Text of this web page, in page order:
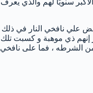
سنويًا لهم والذي يعرف
ما يتم القبض علي نافخي النار في ذلك
إنهم ذي موهبة و كسبت تلك
من الشرطه ، فما على نافخي